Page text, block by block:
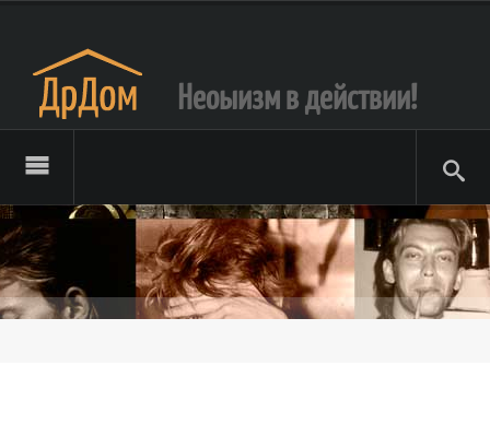
Неоыизм в действии!